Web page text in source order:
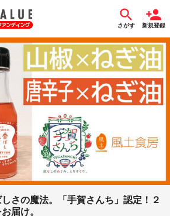
さがす 新規登録
さの魔法。「手賀さんち」認定！２
届け。